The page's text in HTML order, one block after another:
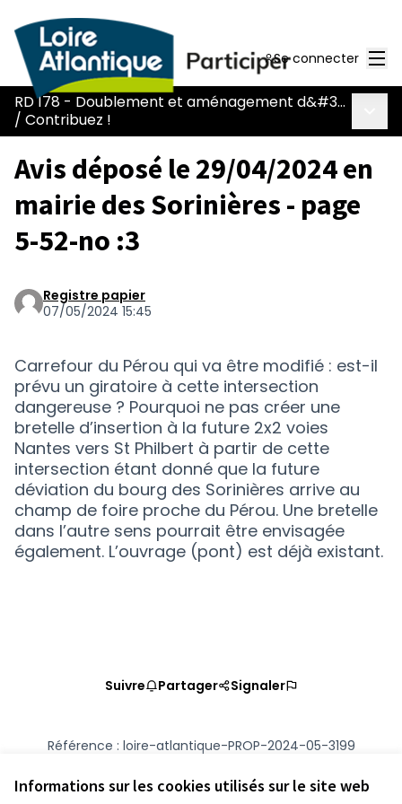
Informations sur les cookies utilisés sur le site web
Se connecter
RD 178 - Doublement et aménagement d&#39;une voie réservée
/ Contribuez !
Avis déposé le 29/04/2024 en
mairie des Sorinières - page
5-52-no :3
Registre papier
07/05/2024 15:45
Carrefour du Pérou qui va être modifié : est-il
prévu un giratoire à cette intersection
dangereuse ? Pourquoi ne pas créer une
bretelle d’insertion à la future 2x2 voies
Nantes vers St Philbert à partir de cette
intersection étant donné que la future
déviation du bourg des Sorinières arrive au
champ de foire proche du Pérou. Une bretelle
dans l’autre sens pourrait être envisagée
également. L’ouvrage (pont) est déjà existant.
Suivre Partager Signaler
Référence : loire-atlantique-PROP-2024-05-3199
Vérifiez l'empreinte numérique